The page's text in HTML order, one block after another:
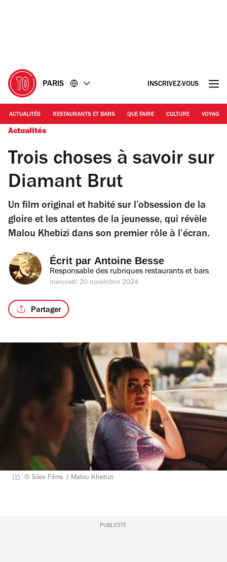
PARIS INSCRIVEZ-VOUS
ACTUALITÉS RESTAURANTS ET BARS QUE FAIRE CULTURE VOYAGE
Actualités
Trois choses à savoir sur
Diamant Brut
Un film original et habité sur l’obsession de la
gloire et les attentes de la jeunesse, qui révèle
Malou Khebizi dans son premier rôle à l’écran.
Écrit par Antoine Besse
Responsable des rubriques restaurants et bars
mercredi 20 novembre 2024
Partager
© Silex Films | Malou Khebizi
PUBLICITÉ